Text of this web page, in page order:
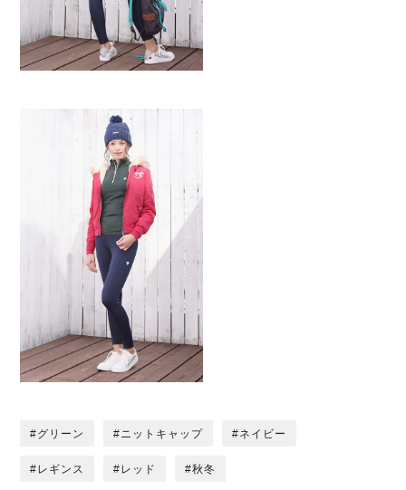
グリーン ニットキャップ ネイビー
レギンス レッド 秋冬